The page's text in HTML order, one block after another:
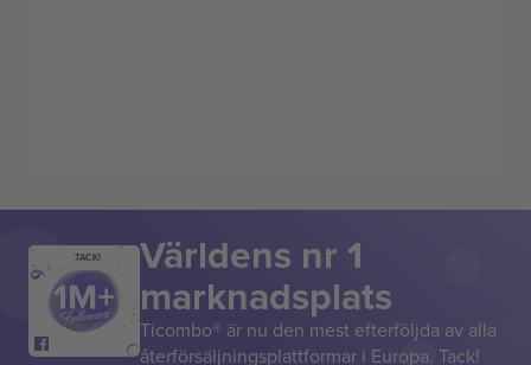
TACK! Världens nr 1
marknadsplats
Ticombo® är nu den mest efterföljda av alla
återförsäljningsplattformar i Europa. Tack!